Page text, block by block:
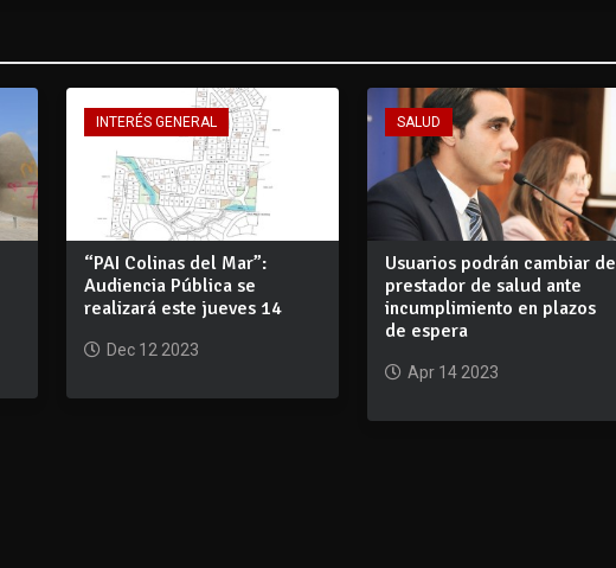
INTERÉS GENERAL
“PAI Colinas del Mar”:
Audiencia Pública se
realizará este jueves 14
Dec 12 2023
SALUD
Usuarios podrán cambiar de
prestador de salud ante
incumplimiento en plazos
de espera
Apr 14 2023